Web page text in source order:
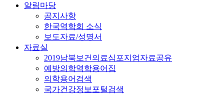
알림마당
공지사항
한국역학회 소식
보도자료/성명서
자료실
2019남북보건의료심포지엄자료공유
예방의학역학용어집
의학용어검색
국가건강정보포털검색